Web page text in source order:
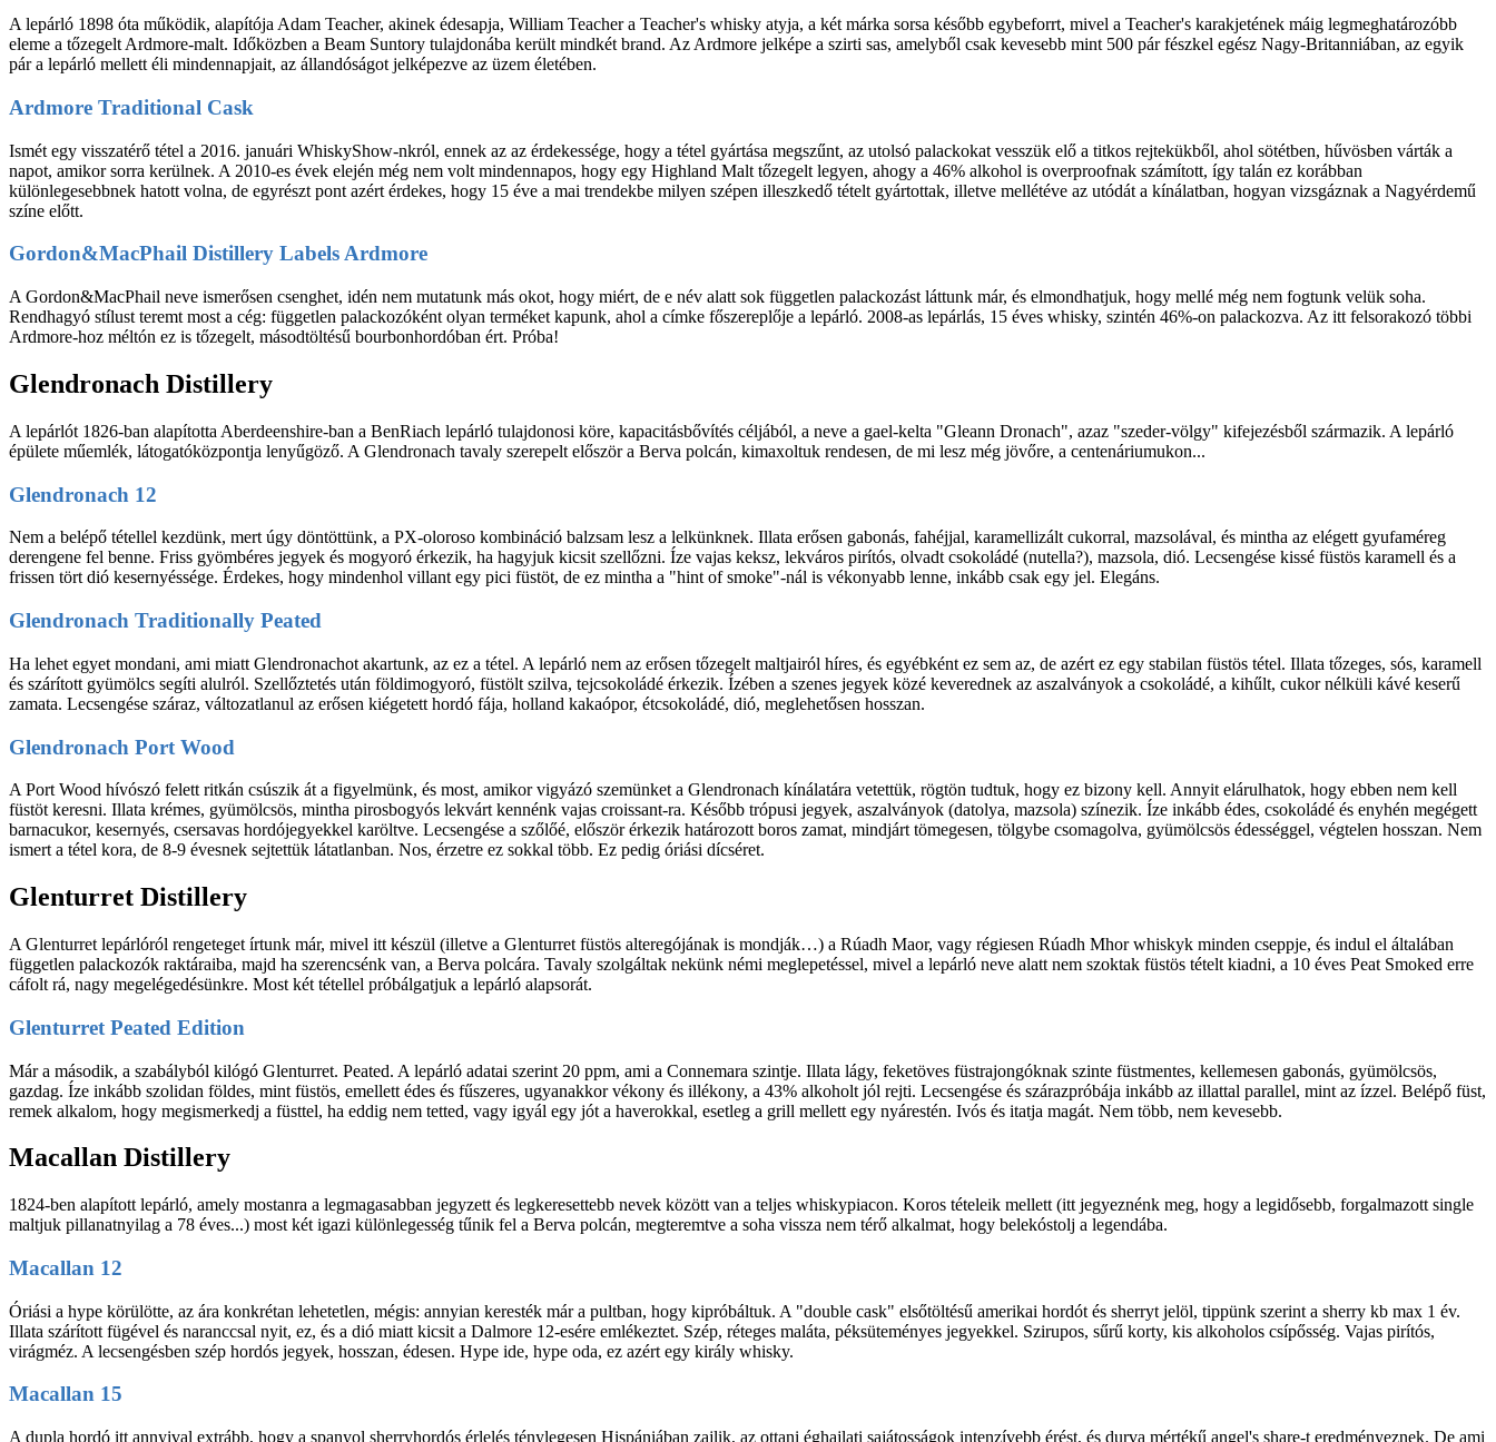
A lepárló 1898 óta működik, alapítója Adam Teacher, akinek édesapja, William Teacher a Teacher's whisky atyja, a két márka sorsa később egybeforrt, mivel a Teacher's karakjetének máig legmeghatározóbb
eleme a tőzegelt Ardmore-malt. Időközben a Beam Suntory tulajdonába került mindkét brand. Az Ardmore jelképe a szirti sas, amelyből csak kevesebb mint 500 pár fészkel egész Nagy-Britanniában, az egyik
pár a lepárló mellett éli mindennapjait, az állandóságot jelképezve az üzem életében.
Ardmore Traditional Cask
Ismét egy visszatérő tétel a 2016. januári WhiskyShow-nkról, ennek az az érdekessége, hogy a tétel gyártása megszűnt, az utolsó palackokat vesszük elő a titkos rejtekükből, ahol sötétben, hűvösben várták a
napot, amikor sorra kerülnek. A 2010-es évek elején még nem volt mindennapos, hogy egy Highland Malt tőzegelt legyen, ahogy a 46% alkohol is overproofnak számított, így talán ez korábban
különlegesebbnek hatott volna, de egyrészt pont azért érdekes, hogy 15 éve a mai trendekbe milyen szépen illeszkedő tételt gyártottak, illetve mellétéve az utódát a kínálatban, hogyan vizsgáznak a Nagyérdemű
színe előtt.
Gordon&MacPhail Distillery Labels Ardmore
A Gordon&MacPhail neve ismerősen csenghet, idén nem mutatunk más okot, hogy miért, de e név alatt sok független palackozást láttunk már, és elmondhatjuk, hogy mellé még nem fogtunk velük soha.
Rendhagyó stílust teremt most a cég: független palackozóként olyan terméket kapunk, ahol a címke főszereplője a lepárló. 2008-as lepárlás, 15 éves whisky, szintén 46%-on palackozva. Az itt felsorakozó többi
Ardmore-hoz méltón ez is tőzegelt, másodtöltésű bourbonhordóban ért. Próba!
Glendronach Distillery
A lepárlót 1826-ban alapította Aberdeenshire-ban a BenRiach lepárló tulajdonosi köre, kapacitásbővítés céljából, a neve a gael-kelta "Gleann Dronach", azaz "szeder-völgy" kifejezésből származik. A lepárló
épülete műemlék, látogatóközpontja lenyűgöző. A Glendronach tavaly szerepelt először a Berva polcán, kimaxoltuk rendesen, de mi lesz még jövőre, a centenáriumukon...
Glendronach 12
Nem a belépő tétellel kezdünk, mert úgy döntöttünk, a PX-oloroso kombináció balzsam lesz a lelkünknek. Illata erősen gabonás, fahéjjal, karamellizált cukorral, mazsolával, és mintha az elégett gyufaméreg
derengene fel benne. Friss gyömbéres jegyek és mogyoró érkezik, ha hagyjuk kicsit szellőzni. Íze vajas keksz, lekváros pirítós, olvadt csokoládé (nutella?), mazsola, dió. Lecsengése kissé füstös karamell és a
frissen tört dió kesernyéssége. Érdekes, hogy mindenhol villant egy pici füstöt, de ez mintha a "hint of smoke"-nál is vékonyabb lenne, inkább csak egy jel. Elegáns.
Glendronach Traditionally Peated
Ha lehet egyet mondani, ami miatt Glendronachot akartunk, az ez a tétel. A lepárló nem az erősen tőzegelt maltjairól híres, és egyébként ez sem az, de azért ez egy stabilan füstös tétel. Illata tőzeges, sós, karamell
és szárított gyümölcs segíti alulról. Szellőztetés után földimogyoró, füstölt szilva, tejcsokoládé érkezik. Ízében a szenes jegyek közé keverednek az aszalványok a csokoládé, a kihűlt, cukor nélküli kávé keserű
zamata. Lecsengése száraz, változatlanul az erősen kiégetett hordó fája, holland kakaópor, étcsokoládé, dió, meglehetősen hosszan.
Glendronach Port Wood
A Port Wood hívószó felett ritkán csúszik át a figyelmünk, és most, amikor vigyázó szemünket a Glendronach kínálatára vetettük, rögtön tudtuk, hogy ez bizony kell. Annyit elárulhatok, hogy ebben nem kell
füstöt keresni. Illata krémes, gyümölcsös, mintha pirosbogyós lekvárt kennénk vajas croissant-ra. Később trópusi jegyek, aszalványok (datolya, mazsola) színezik. Íze inkább édes, csokoládé és enyhén megégett
barnacukor, kesernyés, csersavas hordójegyekkel karöltve. Lecsengése a szőlőé, először érkezik határozott boros zamat, mindjárt tömegesen, tölgybe csomagolva, gyümölcsös édességgel, végtelen hosszan. Nem
ismert a tétel kora, de 8-9 évesnek sejtettük látatlanban. Nos, érzetre ez sokkal több. Ez pedig óriási dícséret.
Glenturret Distillery
A Glenturret lepárlóról rengeteget írtunk már, mivel itt készül (illetve a Glenturret füstös alteregójának is mondják…) a Rúadh Maor, vagy régiesen Rúadh Mhor whiskyk minden cseppje, és indul el általában
független palackozók raktáraiba, majd ha szerencsénk van, a Berva polcára. Tavaly szolgáltak nekünk némi meglepetéssel, mivel a lepárló neve alatt nem szoktak füstös tételt kiadni, a 10 éves Peat Smoked erre
cáfolt rá, nagy megelégedésünkre. Most két tétellel próbálgatjuk a lepárló alapsorát.
Glenturret Peated Edition
Már a második, a szabályból kilógó Glenturret. Peated. A lepárló adatai szerint 20 ppm, ami a Connemara szintje. Illata lágy, feketöves füstrajongóknak szinte füstmentes, kellemesen gabonás, gyümölcsös,
gazdag. Íze inkább szolidan földes, mint füstös, emellett édes és fűszeres, ugyanakkor vékony és illékony, a 43% alkoholt jól rejti. Lecsengése és szárazpróbája inkább az illattal parallel, mint az ízzel. Belépő füst,
remek alkalom, hogy megismerkedj a füsttel, ha eddig nem tetted, vagy igyál egy jót a haverokkal, esetleg a grill mellett egy nyárestén. Ivós és itatja magát. Nem több, nem kevesebb.
Macallan Distillery
1824-ben alapított lepárló, amely mostanra a legmagasabban jegyzett és legkeresettebb nevek között van a teljes whiskypiacon. Koros tételeik mellett (itt jegyeznénk meg, hogy a legidősebb, forgalmazott single
maltjuk pillanatnyilag a 78 éves...) most két igazi különlegesség tűnik fel a Berva polcán, megteremtve a soha vissza nem térő alkalmat, hogy belekóstolj a legendába.
Macallan 12
Óriási a hype körülötte, az ára konkrétan lehetetlen, mégis: annyian keresték már a pultban, hogy kipróbáltuk. A "double cask" elsőtöltésű amerikai hordót és sherryt jelöl, tippünk szerint a sherry kb max 1 év.
Illata szárított fügével és naranccsal nyit, ez, és a dió miatt kicsit a Dalmore 12-esére emlékeztet. Szép, réteges maláta, péksüteményes jegyekkel. Szirupos, sűrű korty, kis alkoholos csípősség. Vajas pirítós,
virágméz. A lecsengésben szép hordós jegyek, hosszan, édesen. Hype ide, hype oda, ez azért egy király whisky.
Macallan 15
A dupla hordó itt annyival extrább, hogy a spanyol sherryhordós érlelés ténylegesen Hispániában zajlik, az ottani éghajlati sajátosságok intenzívebb érést, és durva mértékű angel's share-t eredményeznek. De ami